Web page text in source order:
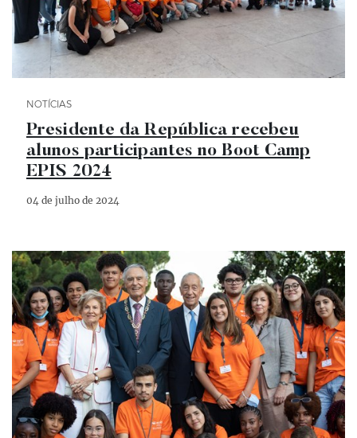
Categoria Notícias
NOTÍCIAS
Presidente da República recebeu
alunos participantes no Boot Camp
EPIS 2024
04 de julho de 2024